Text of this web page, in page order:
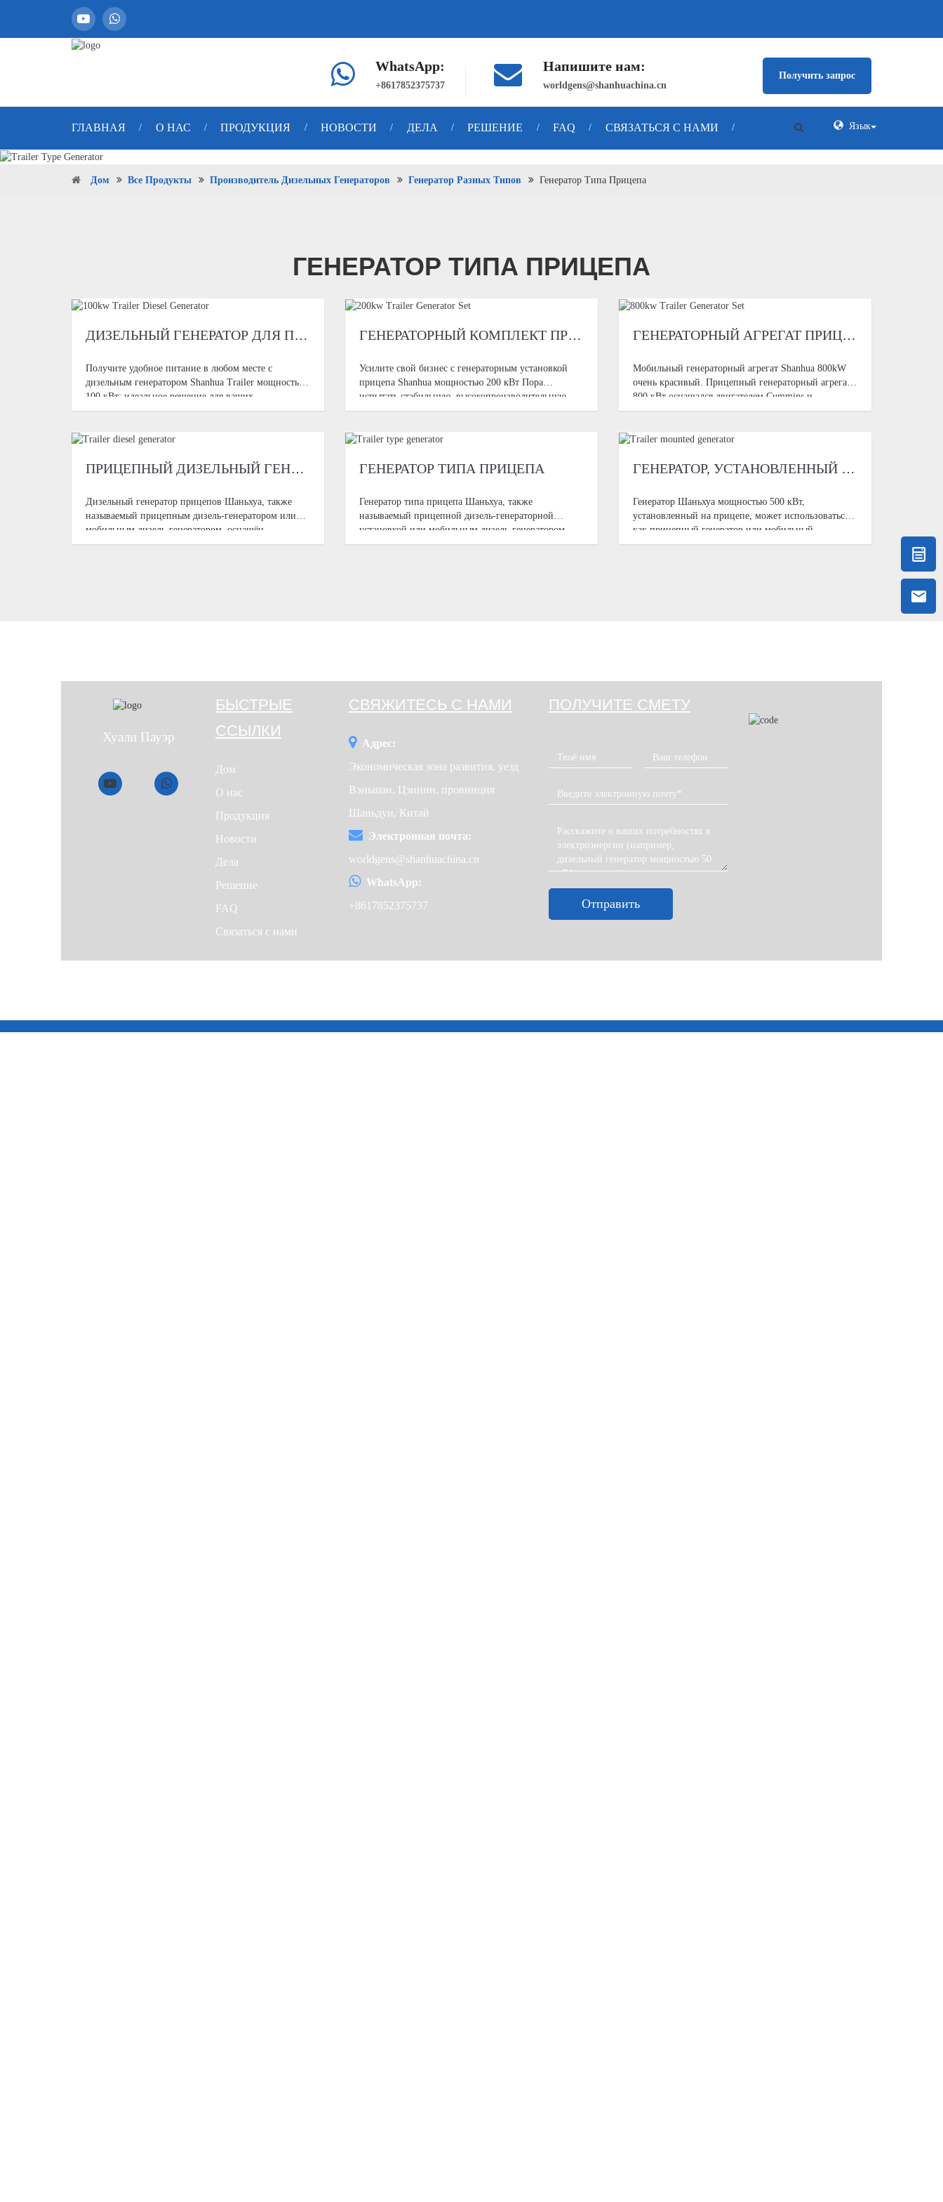
WhatsApp:
+8617852375737
Напишите нам:
worldgens@shanhuachina.cn
Получить запрос
ГЛАВНАЯ / О НАС / ПРОДУКЦИЯ / НОВОСТИ / ДЕЛА / РЕШЕНИЕ / FAQ / СВЯЗАТЬСЯ С НАМИ / Язык
Дом Все Продукты Производитель Дизельных Генераторов Генератор Разных Типов Генератор Типа Прицепа
ГЕНЕРАТОР ТИПА ПРИЦЕПА
ДИЗЕЛЬНЫЙ ГЕНЕРАТОР ДЛЯ ПРИЦЕПОВ МОЩНОСТЬЮ 100 КВТ
Получите удобное питание в любом месте с
дизельным генератором Shanhua Trailer мощностью
100 кВт: идеальное решение для ваших
потребностей в электроснабжении в движении
промышленного и
ГЕНЕРАТОРНЫЙ КОМПЛЕКТ ПРИЦЕПА МОЩНОСТЬЮ 200 КВТ
Усилите свой бизнес с генераторным установкой
прицепа Shanhua мощностью 200 кВт Пора
испытать стабильную, высокопроизводительную
энергию с Shanhua Trailer Generator Set мощностью
профессионалов, таких как
ГЕНЕРАТОРНЫЙ АГРЕГАТ ПРИЦЕПА МОЩНОСТЬЮ 800 КВТ
Мобильный генераторный агрегат Shanhua 800kW
очень красивый. Прицепный генераторный агрегат
800 кВт оснащался двигателем Cummins и
генератором Stamford, что делает генератор более
ПРИЦЕПНЫЙ ДИЗЕЛЬНЫЙ ГЕНЕРАТОР
Дизельный генератор прицепов Шаньхуа, также
называемый прицепным дизель-генератором или
мобильным дизель-генератором, оснащён
топливным баком, подвеской, тяговым
ГЕНЕРАТОР ТИПА ПРИЦЕПА
Генератор типа прицепа Шаньхуа, также
называемый прицепной дизель-генераторной
установкой или мобильным дизель-генератором,
оснащён топливным баком, подвеской, тяговым
ГЕНЕРАТОР, УСТАНОВЛЕННЫЙ НА ПРИЦЕПЕ
Генератор Шаньхуа мощностью 500 кВт,
установленный на прицепе, может использоваться
как прицепный генератор или мобильный
генератор; дизельный генератор Шаньхуа, также
Хуали Пауэр
БЫСТРЫЕ
ССЫЛКИ
Дом
О нас
Продукция
Новости
Дела
Решение
FAQ
Связаться с нами
СВЯЖИТЕСЬ С НАМИ
Адрес:
Экономическая зона развития, уезд
Вэньшан, Цзинин, провинция
Шаньдун, Китай
Электронная почта:
worldgens@shanhuachina.cn
WhatsApp:
+8617852375737
ПОЛУЧИТЕ СМЕТУ
Отправить